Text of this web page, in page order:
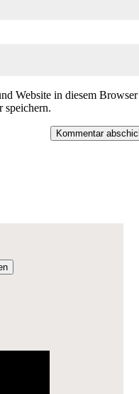
Website in diesem
speichern.
Kommentar